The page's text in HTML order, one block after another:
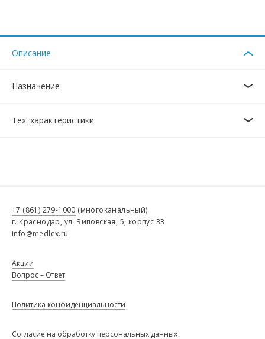
Описание
Назначение
Тех. характеристики
+7 (861) 279-1000 (многоканальный)
г. Краснодар, ул. Зиповская, 5, корпус 33
info@medlex.ru
Акции
Вопрос – Ответ
Политика конфиденциальности
Согласие на обработку персональных данных